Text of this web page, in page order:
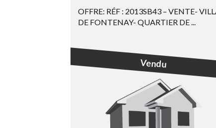
OFFRE: RÉF : 2013SB43 – VENTE-
DE FONTENAY- QUARTIER DE ...
Vendu